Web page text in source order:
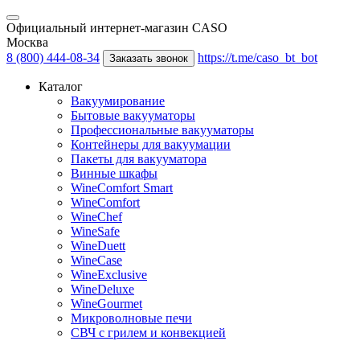
Официальный интернет-магазин CASO
Москва
8 (800) 444-08-34
Заказать звонок https://t.me/caso_bt_bot
Каталог
Вакуумирование
Бытовые вакууматоры
Профессиональные вакууматоры
Контейнеры для вакуумации
Пакеты для вакууматора
Винные шкафы
WineComfort Smart
WineComfort
WineChef
WineSafe
WineDuett
WineCase
WineExclusive
WineDeluxe
WineGourmet
Микроволновые печи
СВЧ с грилем и конвекцией